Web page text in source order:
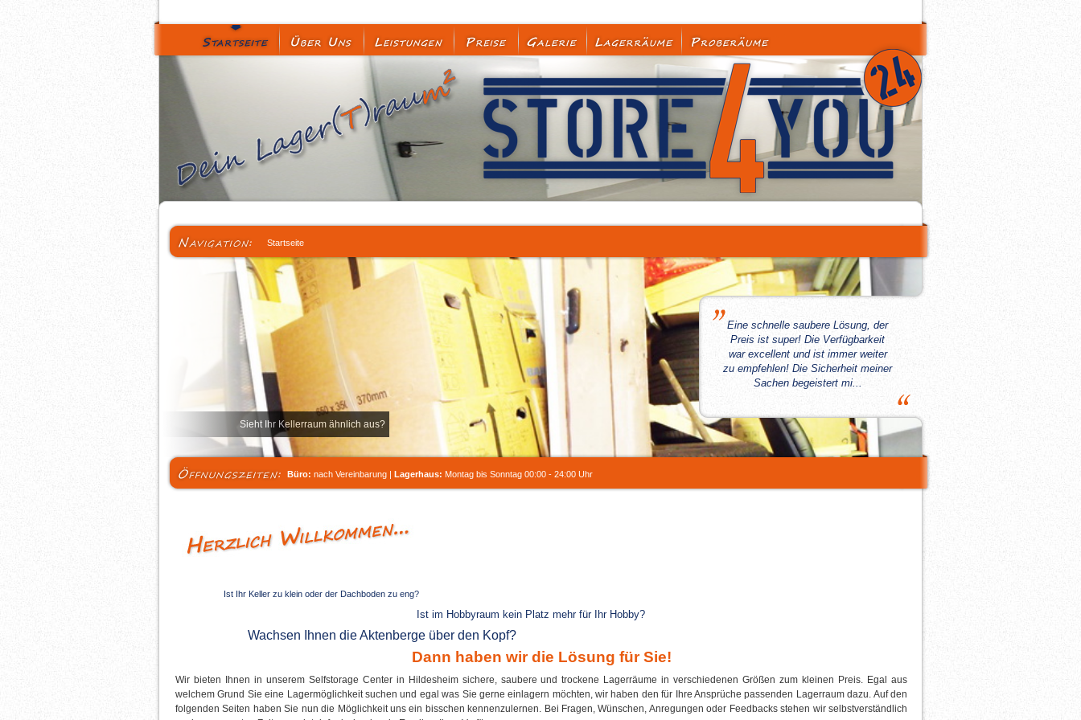
Startseite
Sieht Ihr Kellerraum ähnlich aus?
Eine schnelle saubere Lösung, der
Preis ist super! Die Verfügbarkeit
war excellent und ist immer weiter
zu empfehlen! Die Sicherheit meiner
Sachen begeistert mi...
Büro: nach Vereinbarung | Lagerhaus: Montag bis Sonntag 00:00 - 24:00 Uhr
Ist Ihr Keller zu klein oder der Dachboden zu eng?
Ist im Hobbyraum kein Platz mehr für Ihr Hobby?
Wachsen Ihnen die Aktenberge über den Kopf?
Dann haben wir die Lösung für Sie!
Wir bieten Ihnen in unserem Selfstorage Center in Hildesheim sichere, saubere und trockene Lagerräume in verschiedenen Größen zum kleinen Preis. Egal aus
welchem Grund Sie eine Lagermöglichkeit suchen und egal was Sie gerne einlagern möchten, wir haben den für Ihre Ansprüche passenden Lagerraum dazu. Auf den
folgenden Seiten haben Sie nun die Möglichkeit uns ein bisschen kennenzulernen. Bei Fragen, Wünschen, Anregungen oder Feedbacks stehen wir selbstverständlich